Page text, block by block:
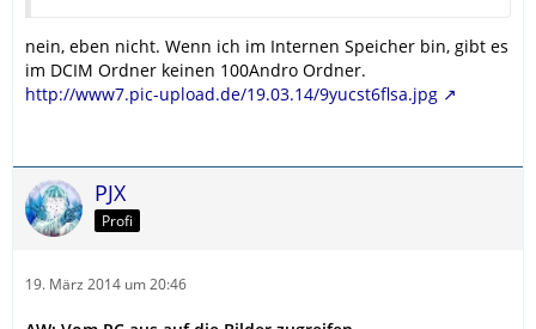
nein, eben nicht. Wenn ich im Internen Speicher bin, gibt es
im DCIM Ordner keinen 100Andro Ordner.
http://www7.pic-upload.de/19.03.14/9yucst6flsa.jpg
PJX
Profi
19. März 2014 um 20:46